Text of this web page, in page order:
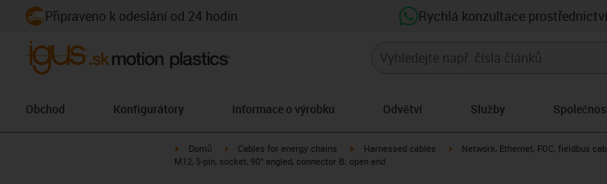
Připraveno k odeslání od 24 hodin Rychlá konzultace
Obchod Konfigurátory Informace o výrobku Odvětví Služby
igus-icon-arrow-right
Domů igus-icon-arrow-right
Cables for energy chains igus-icon-arrow-right
Harnessed cables igus-icon-arrow-right
Network, Ethernet, FOC, fieldbus
M12, 5-pin, socket, 90° angled, connector B: open end